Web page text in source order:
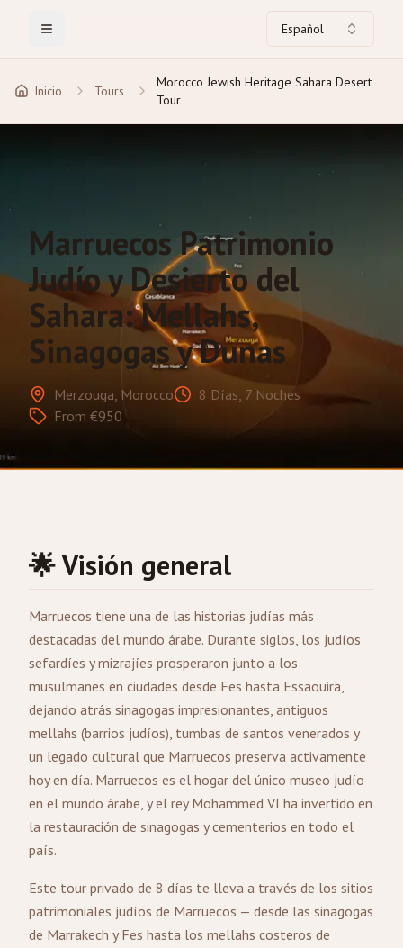
Toggle Menu Español
Inicio Tours
Morocco Jewish Heritage Sahara Desert
Tour
Marruecos Patrimonio
Judío y Desierto del
Sahara: Mellahs,
Sinagogas y Dunas
Merzouga, Morocco
8 Días, 7 Noches
From €950
🌟 Visión general
Marruecos tiene una de las historias judías más
destacadas del mundo árabe. Durante siglos, los judíos
sefardíes y mizrajíes prosperaron junto a los
musulmanes en ciudades desde Fes hasta Essaouira,
dejando atrás sinagogas impresionantes, antiguos
mellahs (barrios judíos), tumbas de santos venerados y
un legado cultural que Marruecos preserva activamente
hoy en día. Marruecos es el hogar del único museo judío
en el mundo árabe, y el rey Mohammed VI ha invertido en
la restauración de sinagogas y cementerios en todo el
país.
Este tour privado de 8 días te lleva a través de los sitios
patrimoniales judíos de Marruecos — desde las sinagogas
de Marrakech y Fes hasta los mellahs costeros de